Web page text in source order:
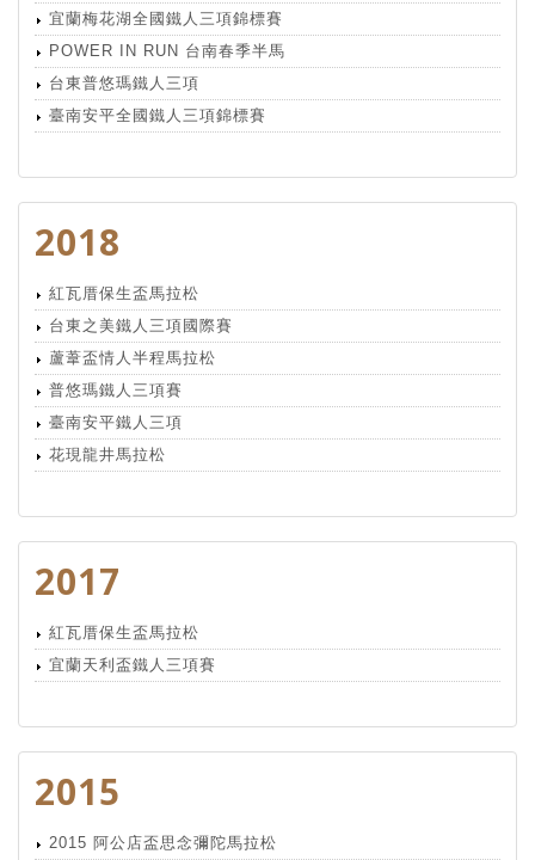
宜蘭梅花湖全國鐵人三項錦標賽
POWER IN RUN 台南春季半馬
台東普悠瑪鐵人三項
臺南安平全國鐵人三項錦標賽
2018
紅瓦厝保生盃馬拉松
台東之美鐵人三項國際賽
蘆葦盃情人半程馬拉松
普悠瑪鐵人三項賽
臺南安平鐵人三項
花現龍井馬拉松
2017
紅瓦厝保生盃馬拉松
宜蘭天利盃鐵人三項賽
2015
2015 阿公店盃思念彌陀馬拉松